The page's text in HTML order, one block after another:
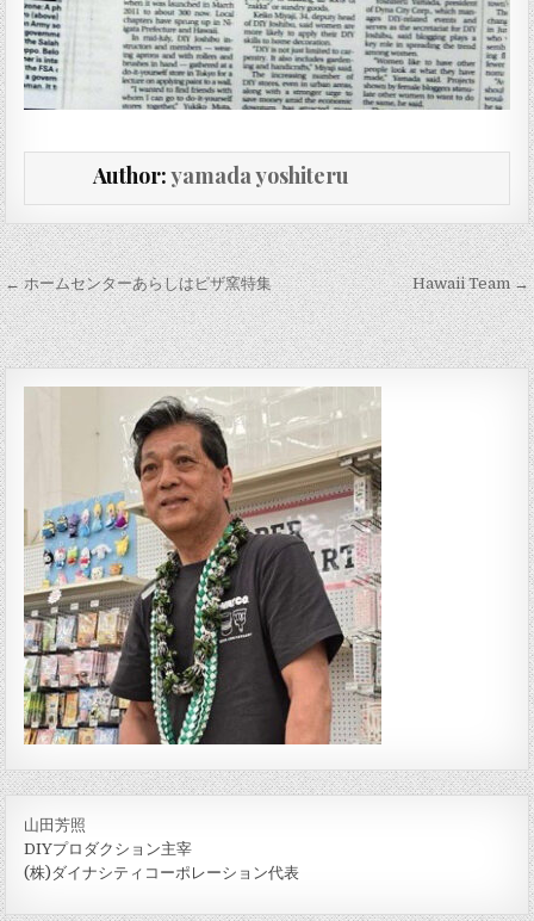
Author:yamada yoshiteru
投稿ナビゲーション
← ホームセンターあらしはピザ窯特集 Hawaii Team →
山田芳照
DIYプロダクション主宰
(株)ダイナシティコーポレーション代表